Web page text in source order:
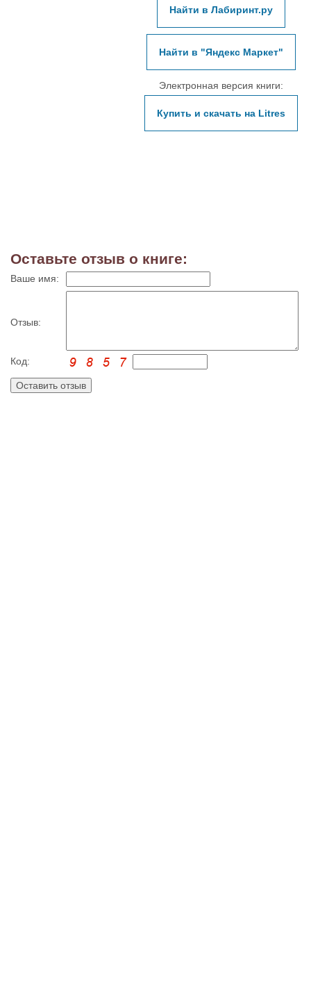
Найти в Лабиринт.ру
Найти в "Яндекс Маркет"
Электронная версия книги:
Купить и скачать на Litres
Оставьте отзыв о книге:
Ваше имя:
Отзыв:
Код: